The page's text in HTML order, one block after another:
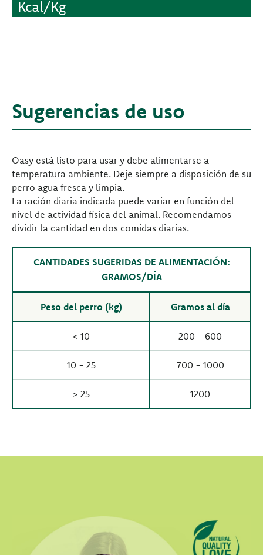
Kcal/Kg
Sugerencias de uso
Oasy está listo para usar y debe alimentarse a
temperatura ambiente. Deje siempre a disposición de su
perro agua fresca y limpia.
La ración diaria indicada puede variar en función del
nivel de actividad física del animal. Recomendamos
dividir la cantidad en dos comidas diarias.
CANTIDADES SUGERIDAS DE ALIMENTACIÓN:
GRAMOS/DÍA
Peso del perro (kg) Gramos al día
< 10 200 - 600
10 - 25 700 - 1000
> 25 1200